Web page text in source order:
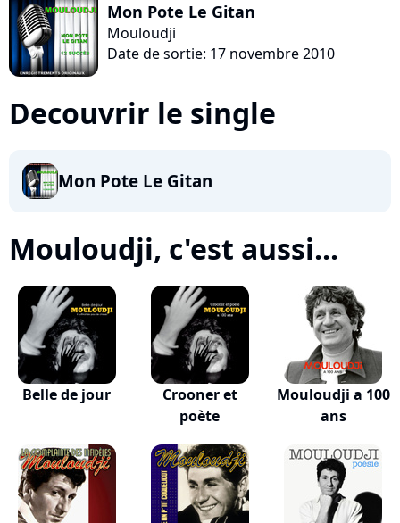
Mon Pote Le Gitan
Mouloudji
Date de sortie: 17 novembre 2010
Decouvrir le single
Mon Pote Le Gitan
Mouloudji, c'est aussi...
Belle de jour
Crooner et
poète
Mouloudji a 100
ans